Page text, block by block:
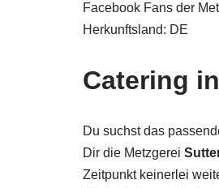
Facebook Fans der
Herkunftsland: DE
Catering
Du suchst das
Dir die Metzgerei
Zeitpunkt keinerlei